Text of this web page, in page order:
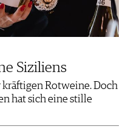
Siziliens
kräftigen Rotweine. Doch
hat sich eine stille